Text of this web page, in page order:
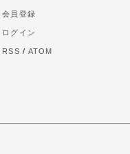
会員登録
ログイン
RSS /ATOM